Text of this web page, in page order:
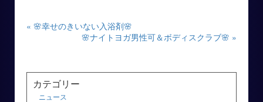
« 🌸幸せのきいない入浴剤🌸
🌸ナイトヨガ男性可＆ボディスクラブ🌸 »
カテゴリー
ニュース